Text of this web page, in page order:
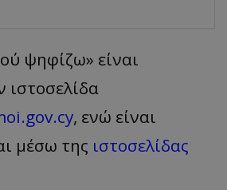
ψηφίζω» είναι
ιστοσελίδα
, ενώ είναι
μέσω της ιστοσελίδας